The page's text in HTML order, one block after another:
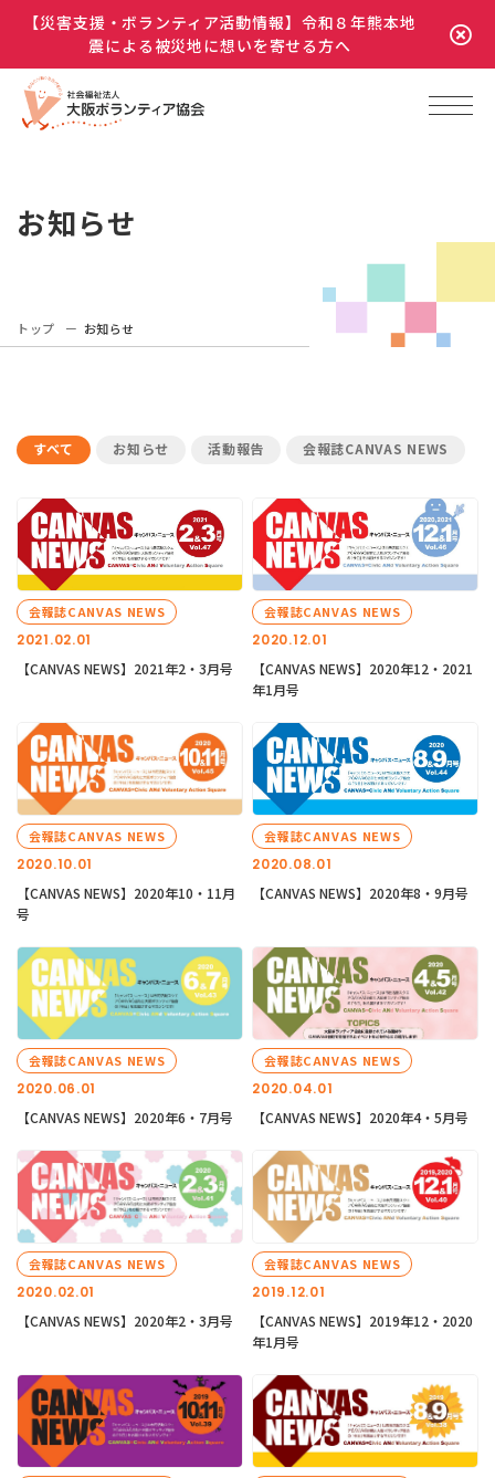
【災害支援・ボランティア活動情報】令和８年熊本地
震による被災地に想いを寄せる方へ
お知らせ
トップ お知らせ
すべて お知らせ 活動報告 会報誌CANVAS NEWS
2021.02.01
会報誌CANVAS NEWS
【CANVAS NEWS】2021年2・3月号
2020.12.01
会報誌CANVAS NEWS
【CANVAS NEWS】2020年12・2021
年1月号
2020.10.01
会報誌CANVAS NEWS
【CANVAS NEWS】2020年10・11月
号
2020.08.01
会報誌CANVAS NEWS
【CANVAS NEWS】2020年8・9月号
2020.06.01
会報誌CANVAS NEWS
【CANVAS NEWS】2020年6・7月号
2020.04.01
会報誌CANVAS NEWS
【CANVAS NEWS】2020年4・5月号
2020.02.01
会報誌CANVAS NEWS
【CANVAS NEWS】2020年2・3月号
2019.12.01
会報誌CANVAS NEWS
【CANVAS NEWS】2019年12・2020
年1月号